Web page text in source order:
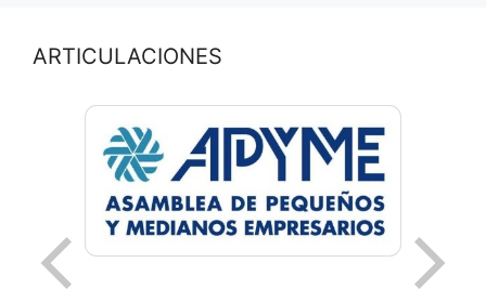
ARTICULACIONES